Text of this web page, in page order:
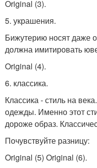
Original (3).
5. украшения.
Бижутерию носят даже
должна имитировать
Original (4).
6. классика.
Классика - стиль на
одежды. Именно этот
дороже образ.
Почувствуйте разницу:
Original (5) Original (6).